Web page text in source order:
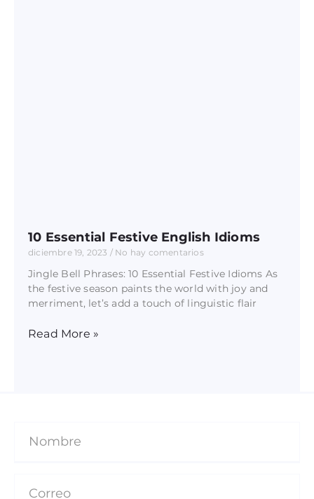
10 Essential Festive English Idioms
diciembre 19, 2023 No hay comentarios
Jingle Bell Phrases: 10 Essential Festive Idioms As
the festive season paints the world with joy and
merriment, let’s add a touch of linguistic flair
Read More »